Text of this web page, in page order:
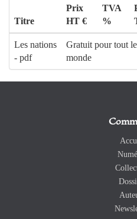
Titre
Prix
HT €
TVA
%
Les nations
- pdf
Gratuit pour tout le
monde